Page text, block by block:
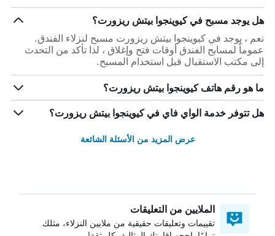
هل يوجد مسبح في كيوينجوا بيتش ريزورت؟
نعم ، يوجد في كيوينجوا بيتش ريزورت مسبح لنزلاء الفندق.
عموماً لمسابح الفندق أوقات فتح وإغلاق ، لذا تأكد من التحدث
إلى مكتب الاستقبال قبل استخدام المسبح.
ما هو رقم هاتف كيوينجوا بيتش ريزورت؟
هل تتوفر خدمة الواي فاي في كيوينجوا بيتش ريزورت؟
عرض المزيد من الأسئلة الشائعة
الملايين من التعليقات
تقييمات وتعليقات حقيقية من ملايين النزلاء، مثلك